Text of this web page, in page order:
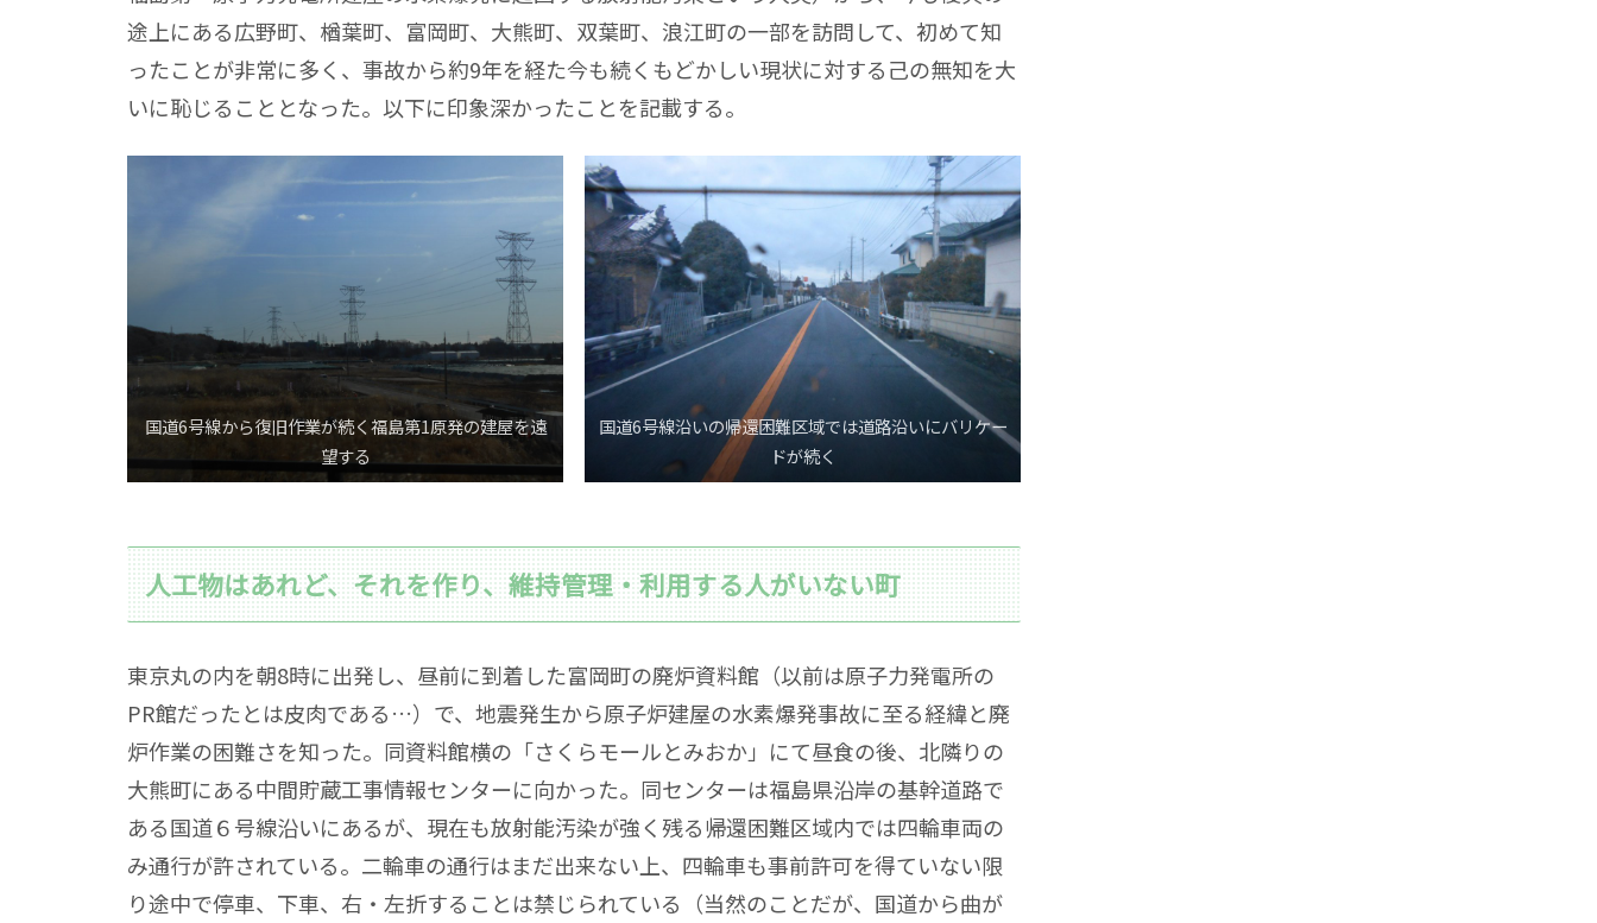
途上にある広野町、楢葉町、富岡町、大熊町、双葉町、浪江町の一部を訪問して、初めて知
ったことが非常に多く、事故から約9年を経た今も続くもどかしい現状に対する己の無知を大
いに恥じることとなった。以下に印象深かったことを記載する。
国道6号線から復旧作業が続く福島第1原発の建屋を遠
望する
国道6号線沿いの帰還困難区域では道路沿いにバリケー
ドが続く
人工物はあれど、それを作り、維持管理・利用する人がいない町
東京丸の内を朝8時に出発し、昼前に到着した富岡町の廃炉資料館（以前は原子力発電所の
PR館だったとは皮肉である…）で、地震発生から原子炉建屋の水素爆発事故に至る経緯と廃
炉作業の困難さを知った。同資料館横の「さくらモールとみおか」にて昼食の後、北隣りの
大熊町にある中間貯蔵工事情報センターに向かった。同センターは福島県沿岸の基幹道路で
ある国道６号線沿いにあるが、現在も放射能汚染が強く残る帰還困難区域内では四輪車両の
み通行が許されている。二輪車の通行はまだ出来ない上、四輪車も事前許可を得ていない限
り途中で停車、下車、右・左折することは禁じられている（当然のことだが、国道から曲が